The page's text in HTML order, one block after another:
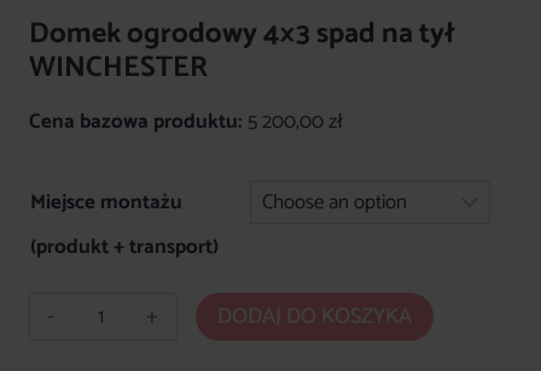
Domek ogrodowy 4×3 spad na tył
WINCHESTER
Cena bazowa produktu: 5 200,00zł
Miejsce montażu
(produkt + transport)
ilość
DODAJ DO KOSZYKA